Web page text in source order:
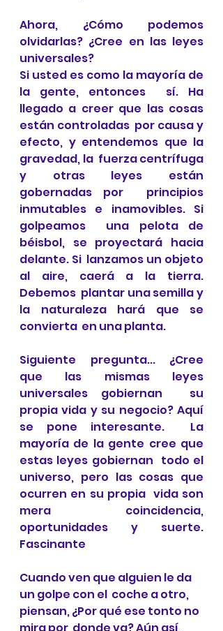
Ahora, ¿Cómo podemos
olvidarlas? ¿Cree en las leyes
universales?
Si usted es como la mayoría de
la gente, entonces  sí. Ha
llegado a creer que las cosas
están controladas  por causa y
efecto, y entendemos que la
gravedad, la  fuerza centrífuga
y otras leyes están
gobernadas por  principios
inmutables e inamovibles. Si
golpeamos  una pelota de
béisbol, se proyectará hacia
delante. Si  lanzamos un objeto
al aire, caerá a la tierra.
Debemos  plantar una semilla y
la naturaleza hará que se
convierta  en una planta.
Siguiente pregunta... ¿Cree
que las mismas leyes
universales gobiernan  su
propia vida y su negocio? Aquí
se pone interesante.  La
mayoría de la gente cree que
estas leyes gobiernan  todo el
universo, pero las cosas que
ocurren en su propia  vida son
mera coincidencia,
oportunidades y suerte.
Fascinante
Cuando ven que alguien le da
un golpe con el  coche a otro,
piensan, ¿Por qué ese tonto no
mira por  donde va? Aún así,